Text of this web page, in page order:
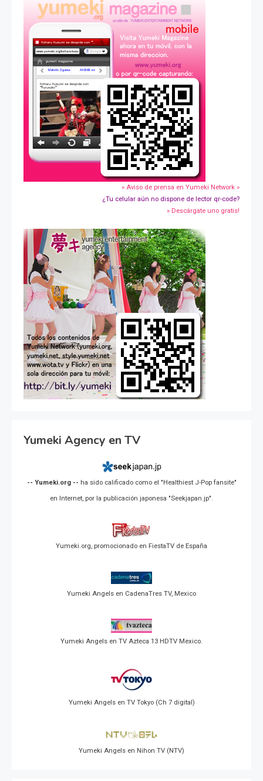
» Aviso de prensa en Yumeki Network »
¿Tu celular aún no dispone de lector qr-code?
» Descárgate uno gratis!
Yumeki Agency en TV
-- Yumeki.org -- ha sido calificado como el "Healthiest J-Pop fansite"
en Internet, por la publicación japonesa "Seekjapan.jp".
Yumeki.org, promocionado en FiestaTV de España
Yumeki Angels en CadenaTres TV, Mexico
Yumeki Angels en TV Azteca 13 HDTV Mexico.
Yumeki Angels en TV Tokyo (Ch 7 digital)
Yumeki Angels en Nihon TV (NTV)